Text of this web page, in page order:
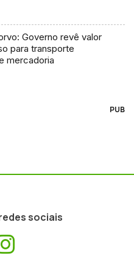
Governo revê valor
para transporte
mercadoria
PUB
sociais